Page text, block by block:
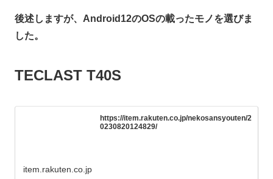
後述しますが、Android12のOSの載ったモノを選びま
した。
TECLAST T40S
https://item.rakuten.co.jp/nekosansyouten/2
0230820124829/
item.rakuten.co.jp